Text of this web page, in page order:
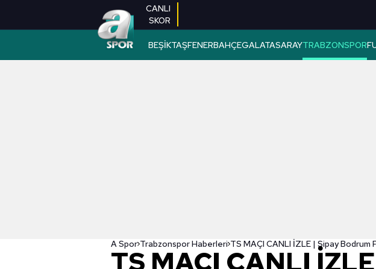
CANLI
SKOR
BEŞİKTAŞFENERBAHÇEGALATASARAYTRABZONSPOR
A Spor Trabzonspor Haberleri
TS MAÇI CANLI